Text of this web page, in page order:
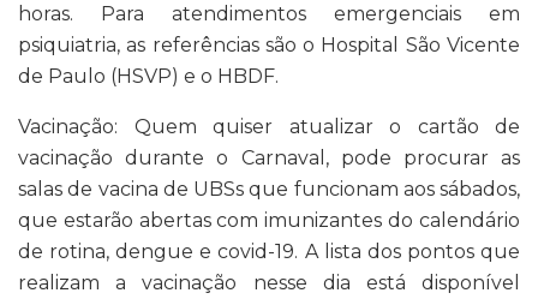
horas. Para atendimentos emergenciais em
psiquiatria, as referências são o Hospital São Vicente
de Paulo (HSVP) e o HBDF.
Vacinação: Quem quiser atualizar o cartão de
vacinação durante o Carnaval, pode procurar as
salas de vacina de UBSs que funcionam aos sábados,
que estarão abertas com imunizantes do calendário
de rotina, dengue e covid-19. A lista dos pontos que
realizam a vacinação nesse dia está disponível